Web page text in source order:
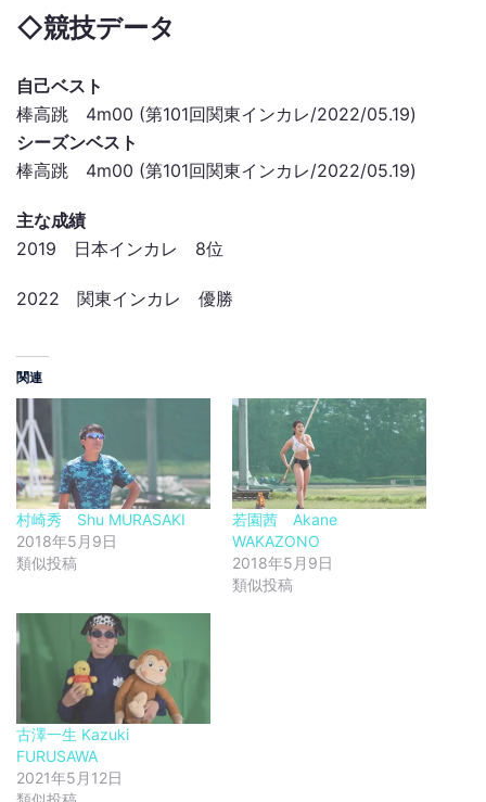
◇競技データ
自己ベスト
棒高跳 4m00 (第101回関東インカレ/2022/05.19)
シーズンベスト
棒高跳 4m00 (第101回関東インカレ/2022/05.19)
主な成績
2019 日本インカレ 8位
2022 関東インカレ 優勝
関連
村崎秀 Shu MURASAKI
2018年5月9日
類似投稿
若園茜 Akane
WAKAZONO
2018年5月9日
類似投稿
古澤一生 Kazuki
FURUSAWA
2021年5月12日